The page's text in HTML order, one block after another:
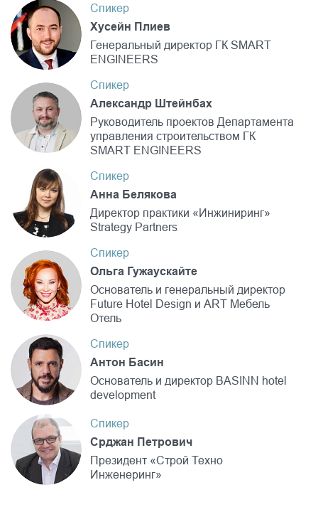
Спикер
Хусейн Плиев
Генеральный директор ГК SMART
ENGINEERS
Спикер
Александр Штейнбах
Руководитель проектов Департамента
управления строительством ГК
SMART ENGINEERS
Спикер
Анна Белякова
Директор практики «Инжиниринг»
Strategy Partners
Спикер
Ольга Гужаускайте
Основатель и генеральный директор
Future Hotel Design и ART Мебель
Отель
Спикер
Антон Басин
Основатель и директор BASINN hotel
development
Спикер
Срджан Петрович
Президент «Строй Техно
Инженеринг»